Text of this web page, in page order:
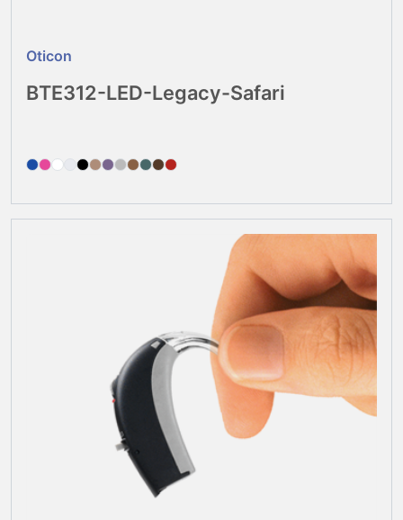
Oticon
BTE312-LED-Legacy-Safari